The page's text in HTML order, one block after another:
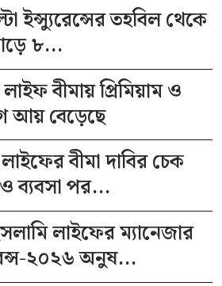
ইন্স্যুরেন্সের তহবিল থেকে
৮...
বীমায় প্রিমিয়াম ও
আয় বেড়েছে
বীমা দাবির চেক
ও ব্যবসা পর...
লাইফের ম্যানেজার
২০২৬ অনুষ...